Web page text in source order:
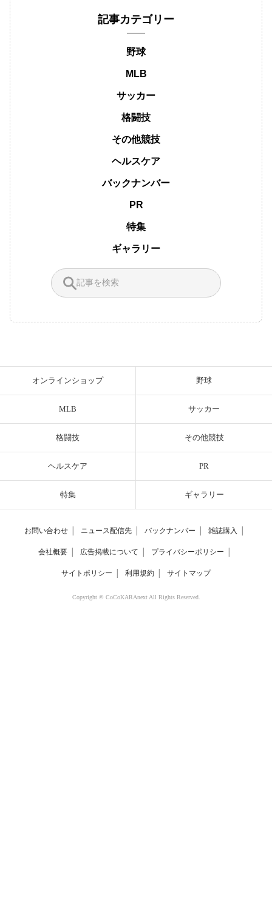
記事カテゴリー
野球
MLB
サッカー
格闘技
その他競技
ヘルスケア
バックナンバー
PR
特集
ギャラリー
オンラインショップ 野球
MLB サッカー
格闘技 その他競技
ヘルスケア PR
特集 ギャラリー
お問い合わせ ニュース配信先 バックナンバー 雑誌購入
会社概要 広告掲載について プライバシーポリシー
サイトポリシー 利用規約 サイトマップ
Copyright © CoCoKARAnext All Rights Reserved.